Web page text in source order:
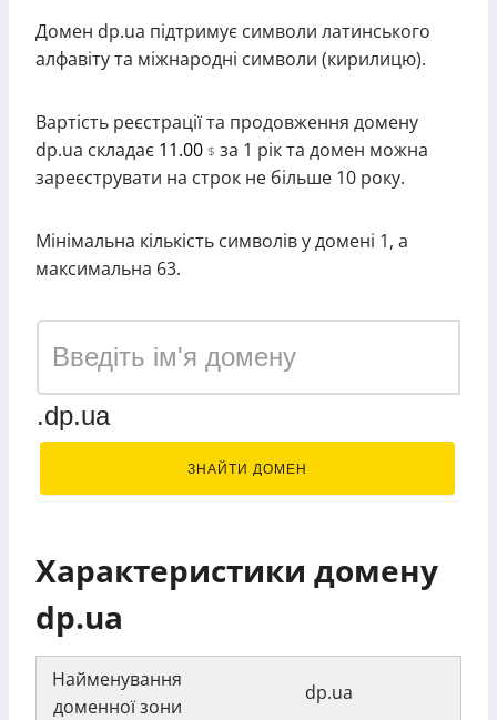
Домен dp.ua підтримує символи латинського
алфавіту та міжнародні символи (кирилицю).
Вартість реєстрації та продовження домену
dp.ua складає 11.00 $ за 1 рік та домен можна
зареєструвати на строк не більше 10 року.
Мінімальна кількість символів у домені 1, а
максимальна 63.
.dp.ua
ЗНАЙТИ ДОМЕН
Характеристики домену
dp.ua
Найменування
доменної зони
dp.ua